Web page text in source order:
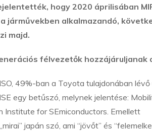
hogy 2020 áprilisában
járművekben alkalmazandó,
majd.
félvezetők
49%-ban a Toyota tulajdonában lévő
egy betűszó, melynek jelentése:
Institute for SEmiconductors. Emellett
japán szó, ami “jövőt” és